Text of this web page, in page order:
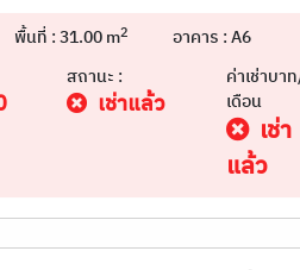
พื้นที่ : 31.00 m2 อาคาร : A6
สถานะ :
เช่าแล้ว
ค่าเช่าบา
เดือน
เช่า
แล้ว